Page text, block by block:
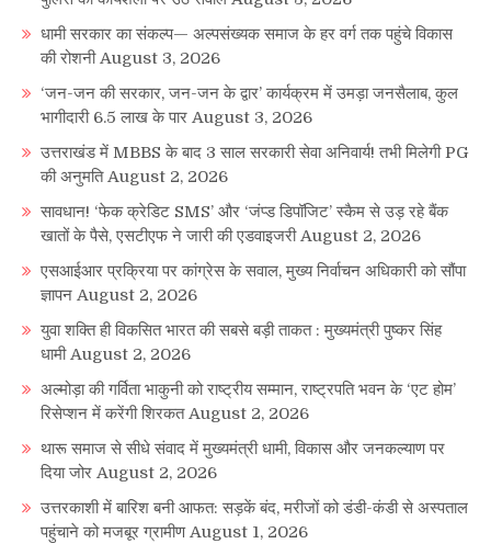
धामी सरकार का संकल्प— अल्पसंख्यक समाज के हर वर्ग तक पहुंचे विकास
की रोशनी August 3, 2026
‘जन-जन की सरकार, जन-जन के द्वार’ कार्यक्रम में उमड़ा जनसैलाब, कुल
भागीदारी 6.5 लाख के पार August 3, 2026
उत्तराखंड में MBBS के बाद 3 साल सरकारी सेवा अनिवार्य! तभी मिलेगी PG
की अनुमति August 2, 2026
सावधान! ‘फेक क्रेडिट SMS’ और ‘जंप्ड डिपॉजिट’ स्कैम से उड़ रहे बैंक
खातों के पैसे, एसटीएफ ने जारी की एडवाइजरी August 2, 2026
एसआईआर प्रक्रिया पर कांग्रेस के सवाल, मुख्य निर्वाचन अधिकारी को सौंपा
ज्ञापन August 2, 2026
युवा शक्ति ही विकसित भारत की सबसे बड़ी ताकत : मुख्यमंत्री पुष्कर सिंह
धामी August 2, 2026
अल्मोड़ा की गर्विता भाकुनी को राष्ट्रीय सम्मान, राष्ट्रपति भवन के ‘एट होम’
रिसेप्शन में करेंगी शिरकत August 2, 2026
थारू समाज से सीधे संवाद में मुख्यमंत्री धामी, विकास और जनकल्याण पर
दिया जोर August 2, 2026
उत्तरकाशी में बारिश बनी आफत: सड़कें बंद, मरीजों को डंडी-कंडी से अस्पताल
पहुंचाने को मजबूर ग्रामीण August 1, 2026